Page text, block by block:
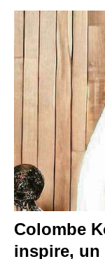
Colombe
inspire,